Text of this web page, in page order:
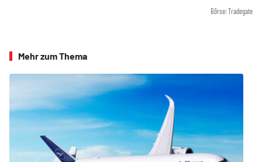
Börse: Tradegate
Mehr zum Thema